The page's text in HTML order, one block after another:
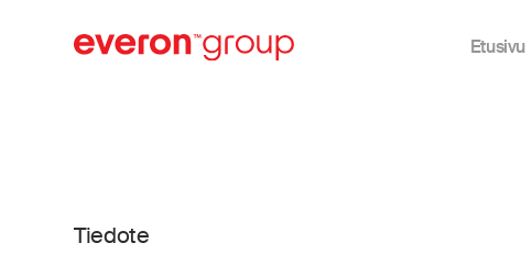
Etusivu
Tiedote